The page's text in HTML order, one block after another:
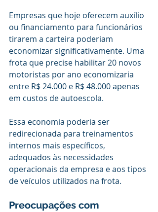
Empresas que hoje oferecem auxílio
ou financiamento para funcionários
tirarem a carteira poderiam
economizar significativamente. Uma
frota que precise habilitar 20 novos
motoristas por ano economizaria
entre R$ 24.000 e R$ 48.000 apenas
em custos de autoescola.
Essa economia poderia ser
redirecionada para treinamentos
internos mais específicos,
adequados às necessidades
operacionais da empresa e aos tipos
de veículos utilizados na frota.
Preocupações com